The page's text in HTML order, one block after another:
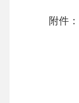
附件：